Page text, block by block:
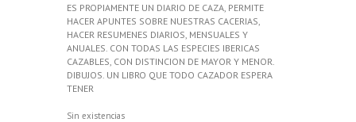
ES PROPIAMENTE UN DIARIO DE CAZA, PERMITE
HACER APUNTES SOBRE NUESTRAS CACERIAS,
HACER RESUMENES DIARIOS, MENSUALES Y
ANUALES. CON TODAS LAS ESPECIES IBERICAS
CAZABLES, CON DISTINCION DE MAYOR Y MENOR.
DIBUJOS. UN LIBRO QUE TODO CAZADOR ESPERA
TENER
Sin existencias